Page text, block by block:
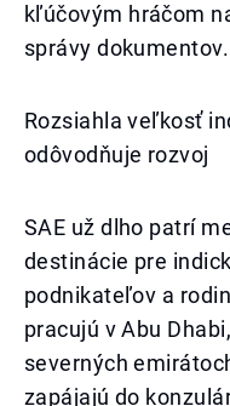
kľúčovým hráčom
správy dokumentov.
Rozsiahla veľkosť
odôvodňuje rozvoj
SAE už dlho patrí
destinácie pre
podnikateľov a
pracujú v Abu
severných
zapájajú do